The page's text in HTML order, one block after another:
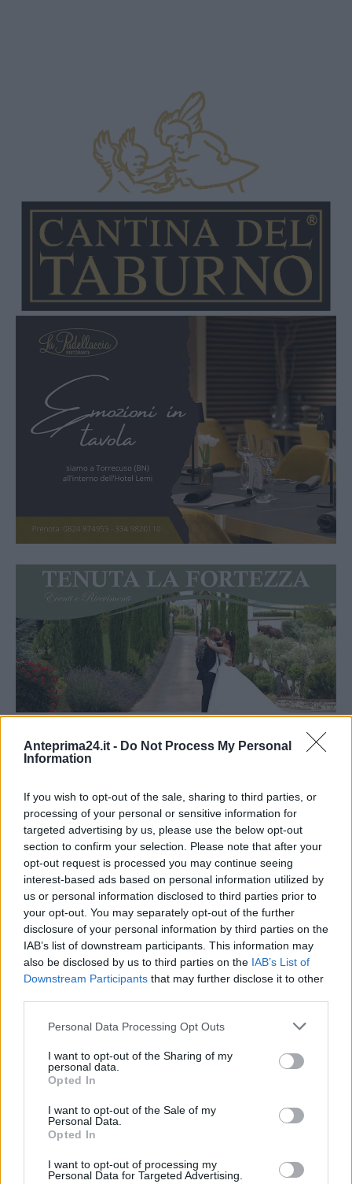
Anteprima24.it - Do Not Process My Personal
Information
If you wish to opt-out of the sale, sharing to third parties, or
processing of your personal or sensitive information for
targeted advertising by us, please use the below opt-out
section to confirm your selection. Please note that after your
opt-out request is processed you may continue seeing
interest-based ads based on personal information utilized by
us or personal information disclosed to third parties prior to
your opt-out. You may separately opt-out of the further
disclosure of your personal information by third parties on the
IAB’s list of downstream participants. This information may
also be disclosed by us to third parties on the IAB’s List of
Downstream Participants that may further disclose it to other
Please note that this website/app uses one or more Google
not limited to your visit or usage behaviour. You may click to
grant or deny consent to Google and its third-party tags to
use your data for below specified purposes in below Google
consent section.
Personal Data Processing Opt Outs
I want to opt-out of the Sharing of my
personal data.
Opted In
I want to opt-out of the Sale of my
Personal Data.
Opted In
I want to opt-out of processing my
Personal Data for Targeted Advertising.
San Gennaro: De Luca, creare lavoro e
opportunità di vita